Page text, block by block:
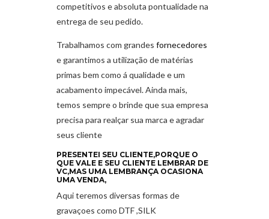
competitivos e absoluta pontualidade na
entrega de seu pedido.
Trabalhamos com grandes fornecedores
e garantimos a utilização de matérias
primas bem como á qualidade e um
acabamento impecável. Ainda mais,
temos sempre o brinde que sua empresa
precisa para realçar sua marca e agradar
seus cliente
PRESENTEI SEU CLIENTE,PORQUE O
QUE VALE E SEU CLIENTE LEMBRAR DE
VC,MAS UMA LEMBRANÇA OCASIONA
UMA VENDA,
Aqui teremos diversas formas de
gravaçoes como DTF ,SILK